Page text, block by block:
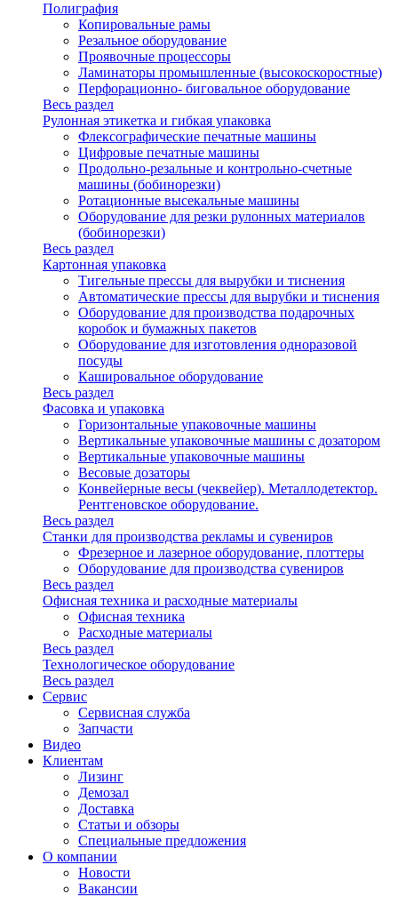
Полиграфия
Копировальные рамы
Резальное оборудование
Проявочные процессоры
Ламинаторы промышленные (высокоскоростные)
Перфорационно- биговальное оборудование
Весь раздел
Рулонная этикетка и гибкая упаковка
Флексографические печатные машины
Цифровые печатные машины
Продольно-резальные и контрольно-счетные
машины (бобинорезки)
Ротационные высекальные машины
Оборудование для резки рулонных материалов
(бобинорезки)
Весь раздел
Картонная упаковка
Тигельные прессы для вырубки и тиснения
Автоматические прессы для вырубки и тиснения
Оборудование для производства подарочных
коробок и бумажных пакетов
Оборудование для изготовления одноразовой
посуды
Кашировальное оборудование
Весь раздел
Фасовка и упаковка
Горизонтальные упаковочные машины
Вертикальные упаковочные машины с дозатором
Вертикальные упаковочные машины
Весовые дозаторы
Конвейерные весы (чеквейер). Металлодетектор.
Рентгеновское оборудование.
Весь раздел
Станки для производства рекламы и сувениров
Фрезерное и лазерное оборудование, плоттеры
Оборудование для производства сувениров
Весь раздел
Офисная техника и расходные материалы
Офисная техника
Расходные материалы
Весь раздел
Технологическое оборудование
Весь раздел
Сервис
Сервисная служба
Запчасти
Видео
Клиентам
Лизинг
Демозал
Доставка
Статьи и обзоры
Специальные предложения
О компании
Новости
Вакансии